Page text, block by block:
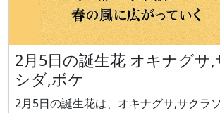
2月5日の誕生花 オキナグサ
シダ,ボケ
2月5日の誕生花は、オキナグサ,サクラ